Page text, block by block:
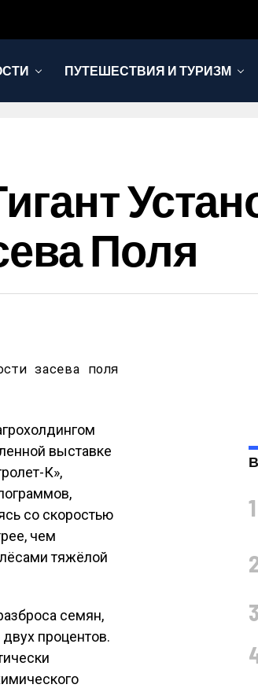
ПУТЕШЕСТВИЯ И ТУРИЗМ
Поля
выставке
К»,
со скоростью
чем
тяжёлой
семян,
процентов.